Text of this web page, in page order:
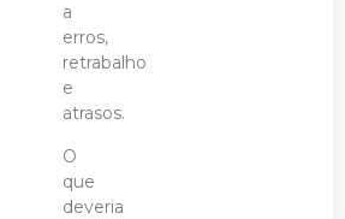
a
erros,
retrabalho
e
atrasos.
O
que
deveria